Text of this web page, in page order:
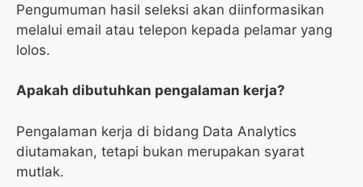
Pengumuman hasil seleksi akan diinformasikan
melalui email atau telepon kepada pelamar yang
lolos.
Apakah dibutuhkan pengalaman kerja?
Pengalaman kerja di bidang Data Analytics
diutamakan, tetapi bukan merupakan syarat
mutlak.